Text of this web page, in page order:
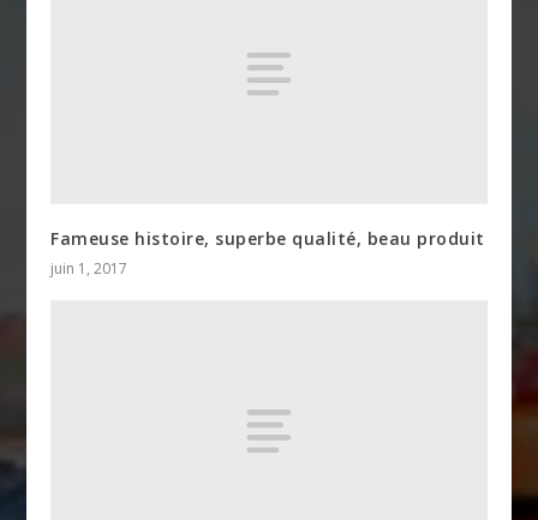
Fameuse histoire, superbe qualité, beau produit
juin 1, 2017